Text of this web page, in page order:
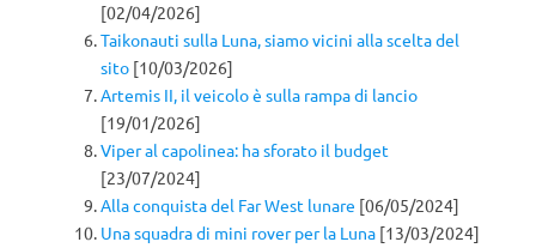
[02/04/2026]
Taikonauti sulla Luna, siamo vicini alla scelta del
sito [10/03/2026]
Artemis II, il veicolo è sulla rampa di lancio
[19/01/2026]
Viper al capolinea: ha sforato il budget
[23/07/2024]
Alla conquista del Far West lunare [06/05/2024]
Una squadra di mini rover per la Luna [13/03/2024]